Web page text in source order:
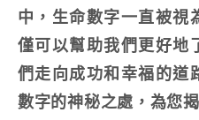
中，生命數字一直被視
僅可以幫助我們更好地
們走向成功和幸福的道
數字的神秘之處，為您